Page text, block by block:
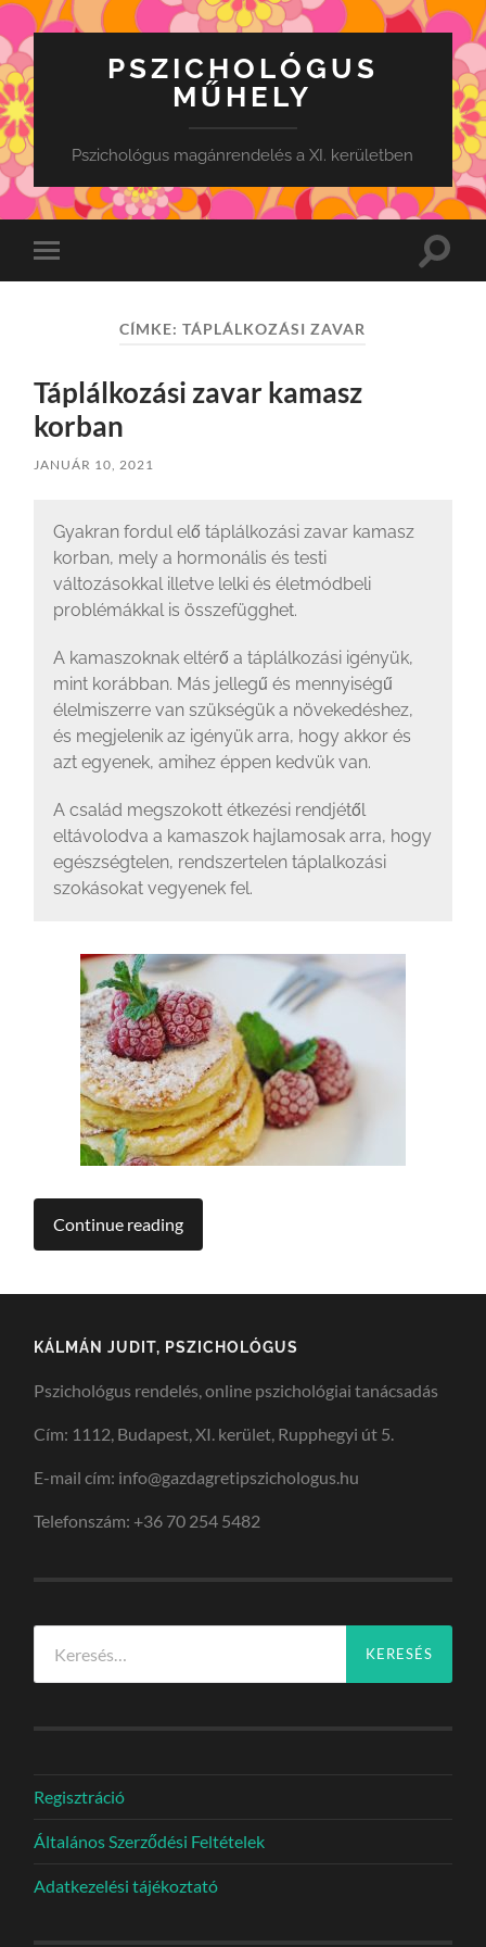
PSZICHOLÓGUS
MŰHELY
Pszichológus magánrendelés a XI. kerületben
Toggle
mobile
Toggle
CÍMKE:TÁPLÁLKOZÁSI ZAVAR
Táplálkozási zavar kamasz
korban
JANUÁR 10, 2021
Gyakran fordul elő táplálkozási zavar kamasz
korban, mely a hormonális és testi
változásokkal illetve lelki és életmódbeli
problémákkal is összefügghet.
A kamaszoknak eltérő a táplálkozási igényük,
mint korábban. Más jellegű és mennyiségű
élelmiszerre van szükségük a növekedéshez,
és megjelenik az igényük arra, hogy akkor és
azt egyenek, amihez éppen kedvük van.
A család megszokott étkezési rendjétől
eltávolodva a kamaszok hajlamosak arra, hogy
egészségtelen, rendszertelen táplalkozási
szokásokat vegyenek fel.
Continue reading
KÁLMÁN JUDIT, PSZICHOLÓGUS
Pszichológus rendelés, online pszichológiai tanácsadás
Cím: 1112, Budapest, XI. kerület, Rupphegyi út 5.
E-mail cím: info@gazdagretipszichologus.hu
Telefonszám: +36 70 254 5482
Regisztráció
Általános Szerződési Feltételek
Adatkezelési tájékoztató